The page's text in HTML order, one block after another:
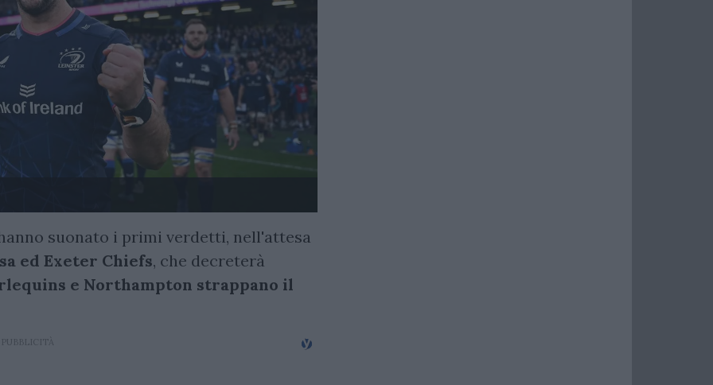
suonato i primi verdetti, nell'attesa
ed Exeter Chiefs, che decreterà
e Northampton strappano il